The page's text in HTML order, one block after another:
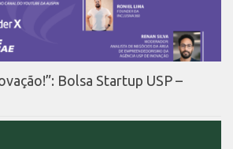
Bolsa Startup USP –